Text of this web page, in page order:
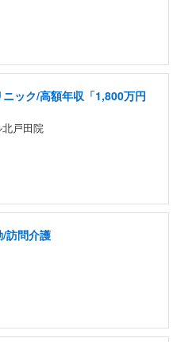
ニック/高額年収「1,800万円
戸田院
訪問介護